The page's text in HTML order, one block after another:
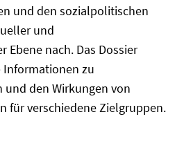
und den sozialpolitischen
und
Ebene nach. Das Dossier
zu
den Wirkungen von
für verschiedene Zielgruppen.